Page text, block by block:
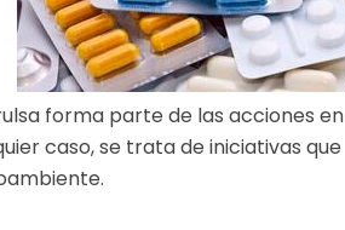
forma parte de las acciones en
caso, se trata de iniciativas que